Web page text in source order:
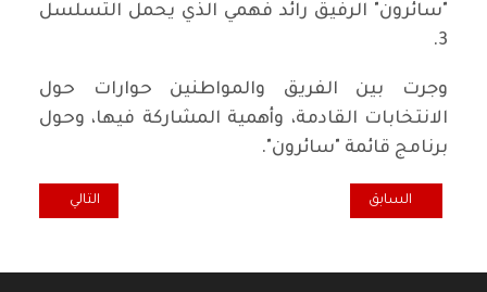
"سائرون" الرفيق رائد فهمي الذي يحمل التسلسل
3.
وجرت بين الفريق والمواطنين حوارات حول
الانتخابات القادمة، وأهمية المشاركة فيها، وحول
برنامج قائمة "سائرون".
المقال السابق: رائد فهمي: "سائرون" يمثل اطياف الشعب وهو وليد
السابق المقال التالي:
التالي